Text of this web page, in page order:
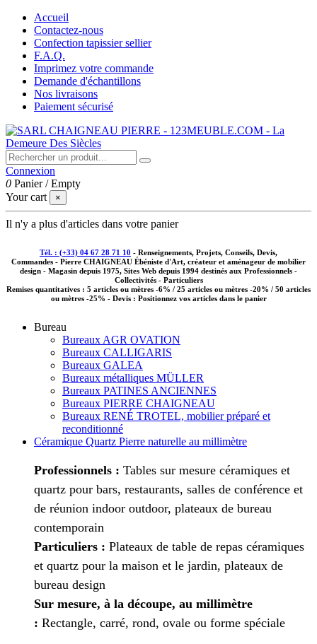
Accueil
Contactez-nous
Confection tapissier sellier
F.A.Q.
Imprimez votre commande
Demande d'échantillons
Nos livraisons
Paiement sécurisé
Connexion
0 Panier /Empty
Your cart
×
Il n'y a plus d'articles dans votre panier
Tél. : (+33) 04 67 28 71 10 - Renseignements, Projets, Conseils, Devis,
Commandes - Pierre CHAIGNEAU Ébéniste d'Art, créateur et aménageur de mobilier
design - Magasin depuis 1975, Sites Web depuis 1994 destinés aux Professionnels -
Collectivités - Particuliers
Remises quantitatives : 5 articles ou mètres -6% / 25 articles ou mètres -20% / 50 articles
ou mètres -25% - Devis : Positionnez vos articles dans le panier
Bureau
Bureaux AGR OVATION
Bureaux CALLIGARIS
Bureaux GALEA
Bureaux métalliques MÜLLER
Bureaux PATINES ANCIENNES
Bureaux PIERRE CHAIGNEAU
Bureaux RENÉ TROTEL, mobilier préparé et
reconditionné
Céramique Quartz Pierre naturelle au millimètre
Professionnels : Tables sur mesure céramiques et
quartz pour bars, restaurants, salles de conférence et
de réunion indoor outdoor, plateaux de bureau
contemporain
Particuliers : Plateaux de table de repas céramiques
et quartz pour la maison et le jardin, plateaux de
bureau design
Sur mesure, à la découpe, au millimètre
: Rectangle, carré, rond, ovale ou forme spéciale